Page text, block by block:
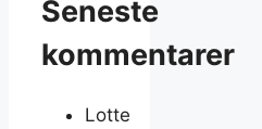
Seneste
kommentarer
Lotte